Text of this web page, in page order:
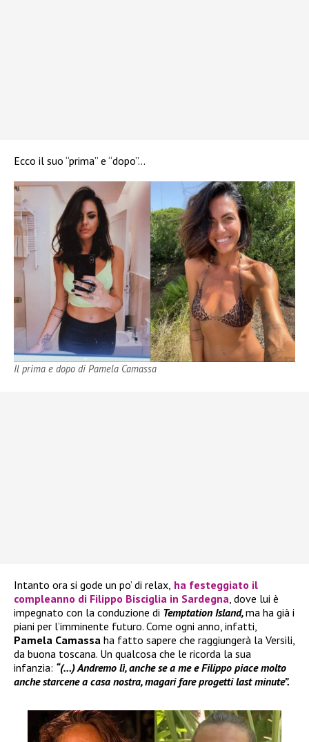
Ecco il suo “prima” e “dopo”…
Il prima e dopo di Pamela Camassa
Intanto ora si gode un po’ di relax, ha festeggiato il
compleanno di Filippo Bisciglia in Sardegna, dove lui è
impegnato con la conduzione di Temptation Island,ma ha già i
piani per l’imminente futuro. Come ogni anno, infatti,
Pamela Camassa ha fatto sapere che raggiungerà la Versili,
da buona toscana. Un qualcosa che le ricorda la sua
infanzia: “(…) Andremo lì, anche se a me e Filippo piace molto
anche starcene a casa nostra, magari fare progetti last minute”.